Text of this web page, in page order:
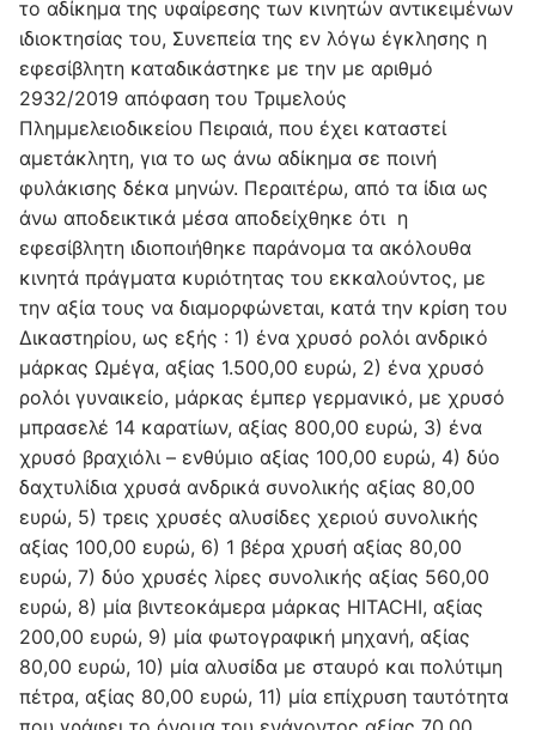
το αδίκημα της υφαίρεσης των κινητών αντικειμένων
ιδιοκτησίας του, Συνεπεία της εν λόγω έγκλησης η
εφεσίβλητη καταδικάστηκε με την με αριθμό
2932/2019 απόφαση του Τριμελούς
Πλημμελειοδικείου Πειραιά, που έχει καταστεί
αμετάκλητη, για το ως άνω αδίκημα σε ποινή
φυλάκισης δέκα μηνών. Περαιτέρω, από τα ίδια ως
άνω αποδεικτικά μέσα αποδείχθηκε ότι η
εφεσίβλητη ιδιοποιήθηκε παράνομα τα ακόλουθα
κινητά πράγματα κυριότητας του εκκαλούντος, με
την αξία τους να διαμορφώνεται, κατά την κρίση του
Δικαστηρίου, ως εξής : 1) ένα χρυσό ρολόι ανδρικό
μάρκας Ωμέγα, αξίας 1.500,00 ευρώ, 2) ένα χρυσό
ρολόι γυναικείο, μάρκας έμπερ γερμανικό, με χρυσό
μπρασελέ 14 καρατίων, αξίας 800,00 ευρώ, 3) ένα
χρυσό βραχιόλι – ενθύμιο αξίας 100,00 ευρώ, 4) δύο
δαχτυλίδια χρυσά ανδρικά συνολικής αξίας 80,00
ευρώ, 5) τρεις χρυσές αλυσίδες χεριού συνολικής
αξίας 100,00 ευρώ, 6) 1 βέρα χρυσή αξίας 80,00
ευρώ, 7) δύο χρυσές λίρες συνολικής αξίας 560,00
ευρώ, 8) μία βιντεοκάμερα μάρκας HITACHI, αξίας
200,00 ευρώ, 9) μία φωτογραφική μηχανή, αξίας
80,00 ευρώ, 10) μία αλυσίδα με σταυρό και πολύτιμη
πέτρα, αξίας 80,00 ευρώ, 11) μία επίχρυση ταυτότητα